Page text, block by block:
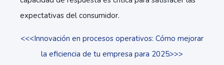
expectativas del consumidor.
<<<Innovación en procesos operativos: Cómo mejorar
la eficiencia de tu empresa para 2025>>>